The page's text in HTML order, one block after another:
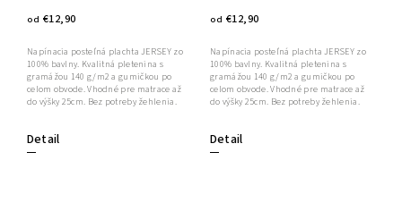
od €12,90
Detail
Napínacia posteľná plachta JERSEY zo
100% bavlny. Kvalitná pletenina s
gramážou 140 g/m2 a gumičkou po
celom obvode. Vhodné pre matrace až
do výšky 25cm. Bez potreby žehlenia.
od €12,90
Detail
Napínacia posteľná plachta JERSEY zo
100% bavlny. Kvalitná pletenina s
gramážou 140 g/m2 a gumičkou po
celom obvode. Vhodné pre matrace až
do výšky 25cm. Bez potreby žehlenia.